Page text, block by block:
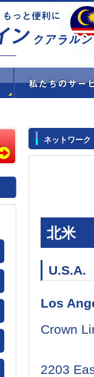
ネットワーク
北米
U.S.A.
Los
Crown
2203